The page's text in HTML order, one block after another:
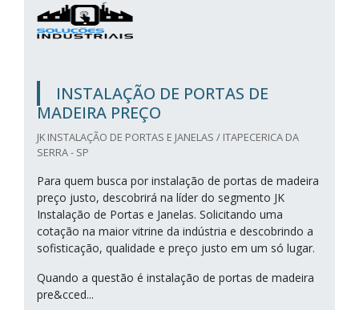
INSTALAÇÃO DE PORTAS DE
MADEIRA PREÇO
JK INSTALAÇÃO DE PORTAS E JANELAS / ITAPECERICA DA
SERRA - SP
Para quem busca por instalação de portas de madeira
preço justo, descobrirá na líder do segmento JK
Instalação de Portas e Janelas. Solicitando uma
cotação na maior vitrine da indústria e descobrindo a
sofisticação, qualidade e preço justo em um só lugar.
Quando a questão é instalação de portas de madeira
pre&cced...